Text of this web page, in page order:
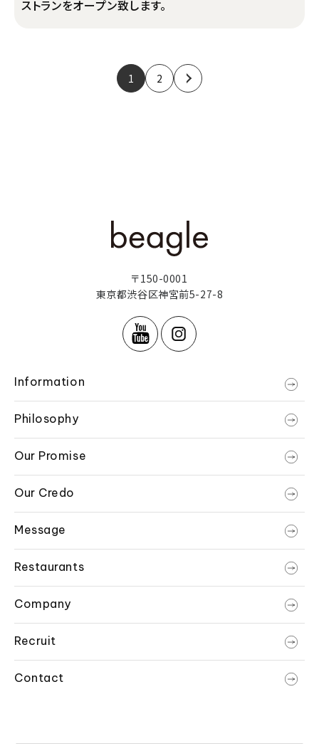
ストランをオープン致します。
1 2
〒150-0001
東京都渋谷区神宮前5-27-8
Information
Philosophy
Our Promise
Our Credo
Message
Restaurants
Company
Recruit
Contact